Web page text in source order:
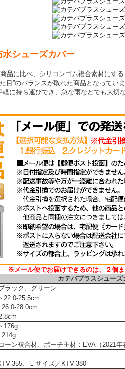
シューズカバー
品に比べ、シリコンゴム複合素材にす
目”のバランスが取れた商品となっていま
に持ち運びでき、急な雨などでも大切
※メール便でお届けできるのは、２個ま
カテバプラスシューズ
ラック、グリーン
22.0-25.5cm
26.0-28.0cm
176g
214g
ーン複合材、ポーチ主材：EVA（2021年
355、Ｌサイズ／KTV-380